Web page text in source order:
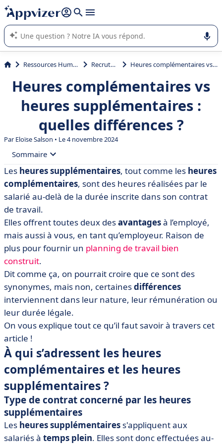
répondre (plusieurs lignes avec
L'IA de Appvizer vous guide dans l'utilisation ou la sélection de
logiciel SaaS en entreprise.
Ressources Humaines (RH) Recrutement Heures complémentaires vs heures supplémentaires : quelles différences ?
Heures complémentaires vs
heures supplémentaires :
quelles différences ?
Par Eloïse Salson • Le 4 novembre 2024
Sommaire
• À qui s’adressent les heures complémentaires et les
heures supplémentaires ?
• Quelles sont les durées légales appliquées ?
• Comment sont payées les heures complémentaires et
supplémentaires ? Les taux de majoration
• Que retenir des heures complémentaires et
supplémentaires ?
Les heures supplémentaires, tout comme les heures
complémentaires, sont des heures réalisées par le
salarié au-delà de la durée inscrite dans son contrat
de travail.
Elles offrent toutes deux desavantagesà l’employé,
mais aussi à vous, en tant qu’employeur. Raison de
plus pour fournir un planning de travail bien
construit.
Dit comme ça, on pourrait croire que ce sont des
synonymes, mais non, certainesdifférences
interviennent dans leur nature, leur rémunération ou
leur durée légale.
On vous explique tout ce qu’il faut savoir à travers cet
article !
À qui s’adressent les heures
complémentaires et les heures
supplémentaires ?
Type de contrat concerné par les heures
supplémentaires
Les heures supplémentaires s'appliquent aux
salariés à temps plein. Elles sont donc effectuées au-